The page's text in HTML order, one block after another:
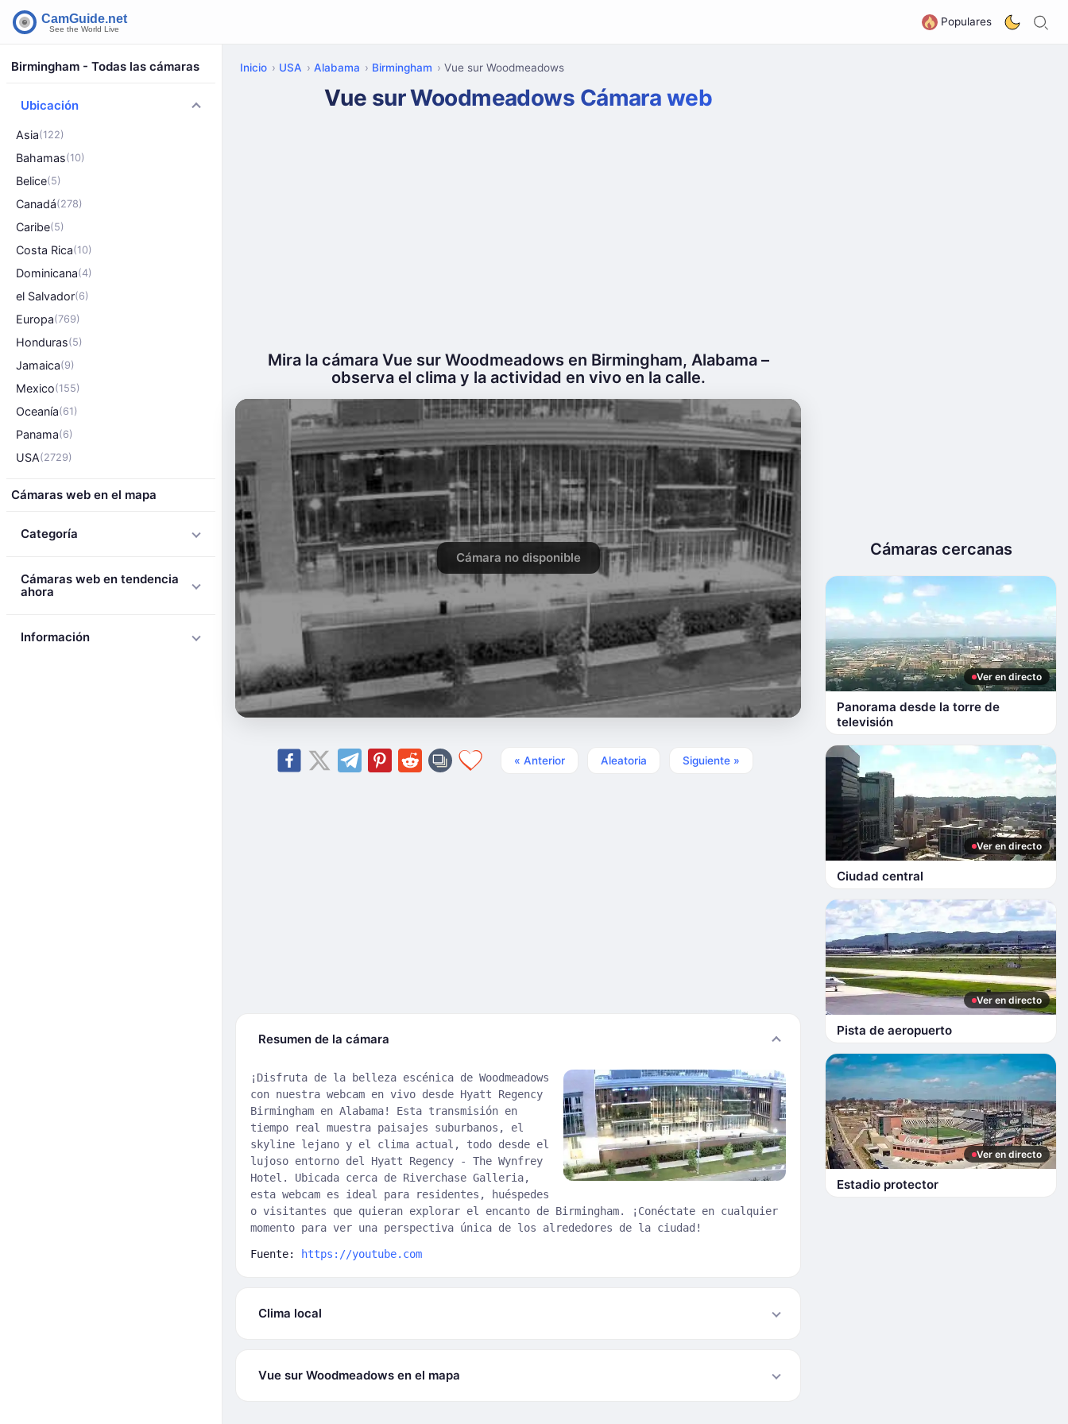
Populares
Birmingham - Todas las cámaras
Ubicación
Asia(122)
Bahamas(10)
Belice(5)
Canadá(278)
Caribe(5)
Costa Rica(10)
Dominicana(4)
el Salvador(6)
Europa(769)
Honduras(5)
Jamaica(9)
Mexico(155)
Oceanía(61)
Panama(6)
USA(2729)
Cámaras web en el mapa
Categoría
Cámaras web en tendencia
ahora
Información
Inicio USA Alabama Birmingham Vue sur Woodmeadows
Vue sur Woodmeadows Cámara web
Mira la cámara Vue sur Woodmeadows en Birmingham, Alabama –
observa el clima y la actividad en vivo en la calle.
Cámara no disponible
« Anterior Aleatoria Siguiente »
Resumen de la cámara
¡Disfruta de la belleza escénica de Woodmeadows
con nuestra webcam en vivo desde Hyatt Regency
Birmingham en Alabama! Esta transmisión en
tiempo real muestra paisajes suburbanos, el
skyline lejano y el clima actual, todo desde el
lujoso entorno del Hyatt Regency - The Wynfrey
Hotel. Ubicada cerca de Riverchase Galleria,
esta webcam es ideal para residentes, huéspedes
o visitantes que quieran explorar el encanto de Birmingham. ¡Conéctate en cualquier
momento para ver una perspectiva única de los alrededores de la ciudad!
Fuente: https://youtube.com
Clima local
Vue sur Woodmeadows en el mapa
Cámaras cercanas
Ver en directo
Panorama desde la torre de
televisión
Ver en directo
Ciudad central
Ver en directo
Pista de aeropuerto
Ver en directo
Estadio protector